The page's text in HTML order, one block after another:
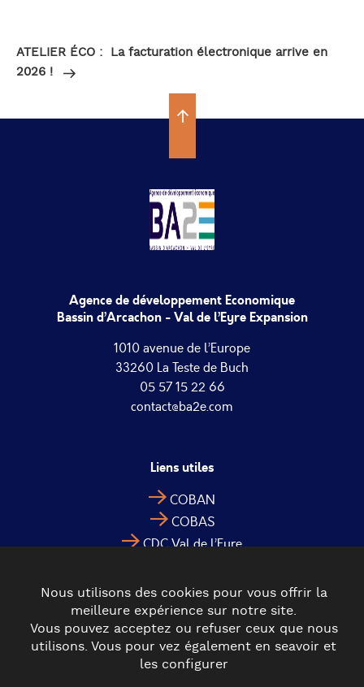
suivant
ATELIER ÉCO : La facturation électronique arrive en
2026 !
Agence de développement Economique
Bassin d’Arcachon - Val de l’Eyre Expansion
1010 avenue de l’Europe
33260 La Teste de Buch
05 57 15 22 66
contact@ba2e.com
Liens utiles
COBAN
COBAS
CDC Val de l’Eyre
Nous utilisons des cookies pour vous offrir la
meilleure expérience sur notre site.
Vous pouvez acceptez ou refuser ceux que nous
utilisons. Vous pour vez également en seavoir et
les configurer